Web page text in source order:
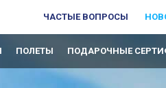
ЧАСТЫЕ ВОПРОСЫ
ПОЛЕТЫ ПОДАРОЧНЫЕ